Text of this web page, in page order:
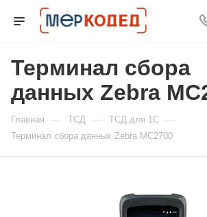
Терминал сбора
данных Zebra
Главная — ТСД — ТСД для 1С —
Терминал сбора данных Zebra MC2700